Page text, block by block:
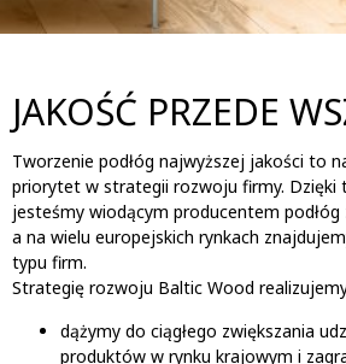
JAKOŚĆ PRZEDE
Tworzenie podłóg najwyższej jakości to
priorytet w strategii rozwoju firmy. Dzięki
jesteśmy wiodącym producentem
a na wielu europejskich rynkach
typu firm.
Strategię rozwoju Baltic Wood
dążymy do ciągłego zwiększania
produktów w rynku krajowym i